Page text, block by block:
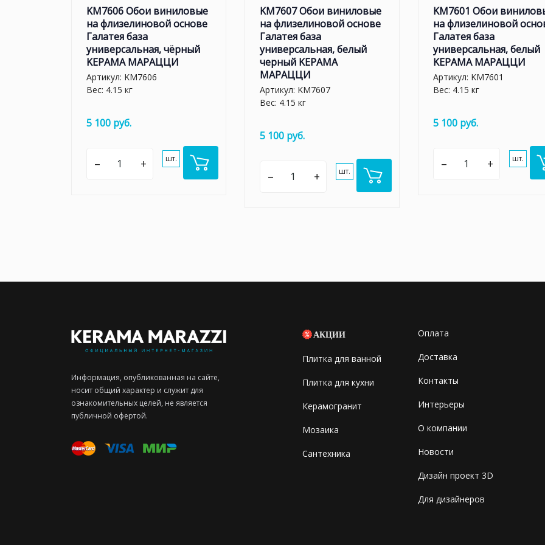
KM7606 Обои виниловые
на флизелиновой основе
Галатея база
универсальная, чёрный
KЕРАМА МАРАЦЦИ
Артикул: KM7606
Вес: 4.15 кг
5 100 руб.
– + шт.
KM7607 Обои виниловые
на флизелиновой основе
Галатея база
универсальная, белый
черный KЕРАМА
МАРАЦЦИ
Артикул: KM7607
Вес: 4.15 кг
5 100 руб.
– + шт.
KM7601 Обои
на флизелиновой
Галатея база
универсальная, белый
KЕРАМА МАРАЦЦИ
Артикул: KM7601
Вес: 4.15 кг
5 100 руб.
– + шт.
Информация, опубликованная на сайте,
носит общий характер и служит для
ознакомительных целей, не является
публичной офертой.
АКЦИИ
Плитка для ванной
Плитка для кухни
Керамогранит
Мозаика
Сантехника
Оплата
Доставка
Контакты
Интерьеры
О компании
Новости
Дизайн проект 3D
Для дизайнеров